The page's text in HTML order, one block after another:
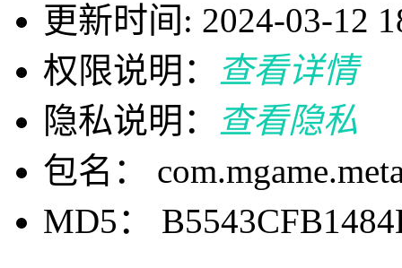
更新时间: 2024-03-12
权限说明：
查看详情
隐私说明：
查看隐私
包名：
MD5：